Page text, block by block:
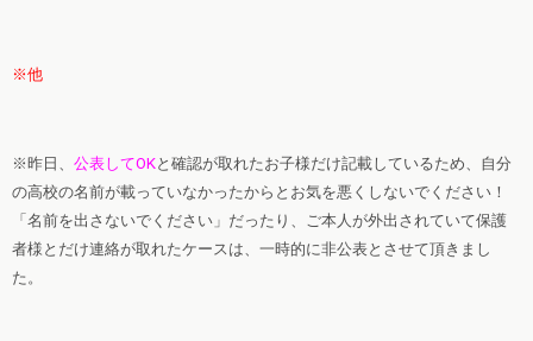
※他
※昨日、 公表してOKと確認が取れたお子様だけ記載しているため、自分
の高校の名前が載っていなかったからとお気を悪くしないでください！
「名前を出さないでください」だったり、ご本人が外出されていて保護
者様とだけ連絡が取れたケースは、一時的に非公表とさせて頂きまし
た。